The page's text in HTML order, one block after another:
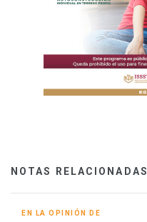
NOTAS RELACIONADAS
EN LA OPINIÓN DE